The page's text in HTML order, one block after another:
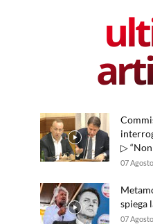
▷
07
spiega
07